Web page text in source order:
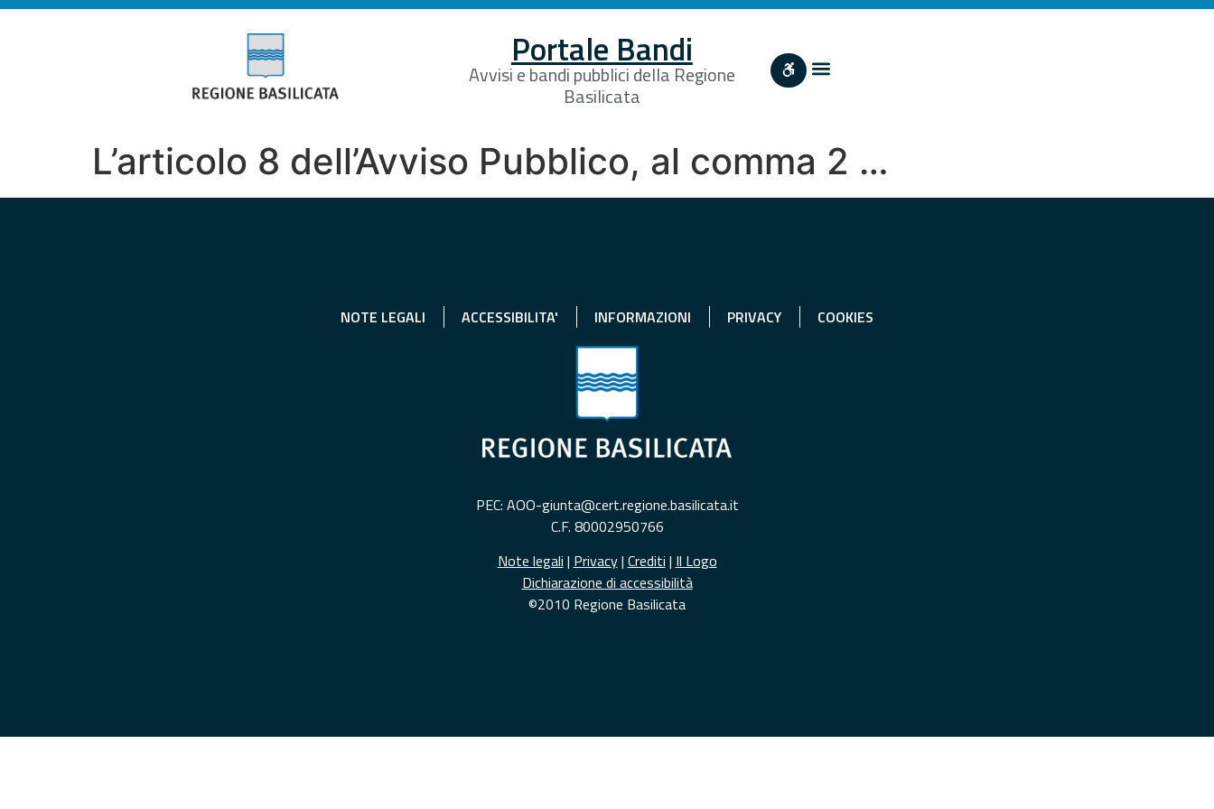
Portale Bandi
Avvisi e bandi pubblici della Regione
Basilicata
L’articolo 8 dell’Avviso Pubblico, al comma 2 …
NOTE LEGALI ACCESSIBILITA' INFORMAZIONI PRIVACY COOKIES
PEC: AOO-giunta@cert.regione.basilicata.it
C.F. 80002950766
Note legali | Privacy| Crediti | Il Logo
Dichiarazione di accessibilità
©2010 Regione Basilicata